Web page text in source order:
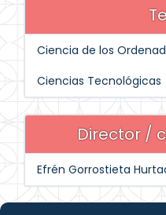
Ciencia de los
Ciencias Tecnológicas
Director /
Efrén Gorrostieta